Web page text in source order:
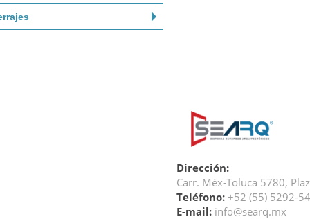
Dirección:
Carr. Méx-Toluca 5780,
Teléfono: +52 (55) 5292-
E-mail: info@searq.mx